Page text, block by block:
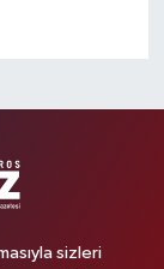
sizleri